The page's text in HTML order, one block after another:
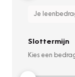
Je
Slottermijn
Kies een